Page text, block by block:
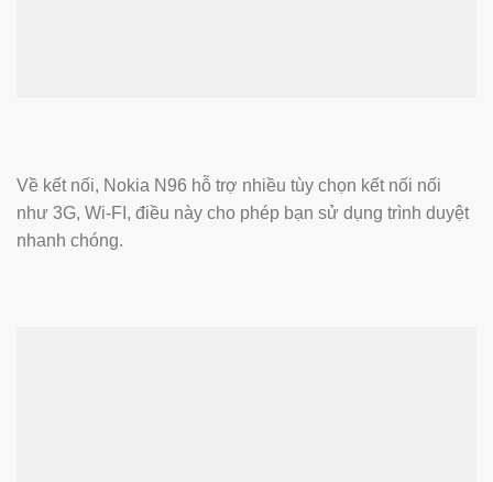
Về kết nối, Nokia N96 hỗ trợ nhiều tùy chọn kết nối nối
như 3G, Wi-FI, điều này cho phép bạn sử dụng trình duyệt
nhanh chóng.